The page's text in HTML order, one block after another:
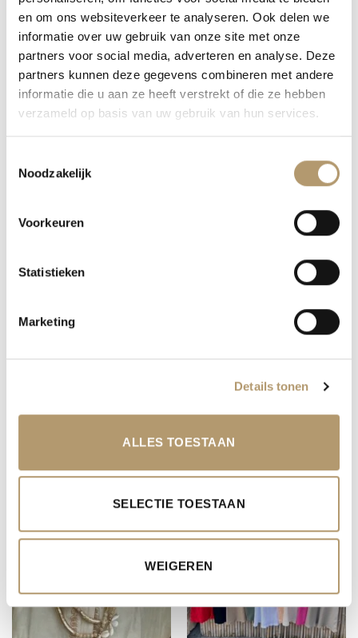
en om ons websiteverkeer te analyseren. Ook delen we
informatie over uw gebruik van onze site met onze
partners voor social media, adverteren en analyse. Deze
partners kunnen deze gegevens combineren met andere
informatie die u aan ze heeft verstrekt of die ze hebben
verzameld op basis van uw gebruik van hun services.
Noodzakelijk
Voorkeuren
Statistieken
Marketing
Details tonen
ALLES TOESTAAN
SELECTIE TOESTAAN
WEIGEREN
voegen niet alleen praktische functionaliteit toe,
maar ook een vleugje casual stijl. De broek is one
size en passend tot en met een ruime maat 42,
waardoor hij geschikt is voor verschillende
lichaamsvormen en -maten.
voor een luchtige, vrouwelijke look. Voeg leuke
een stijlvolle hoed, om een echte Ibiza boho-vibe
gaat of een zomerse wandeling maakt, deze outfit
ontspannen uitziet.